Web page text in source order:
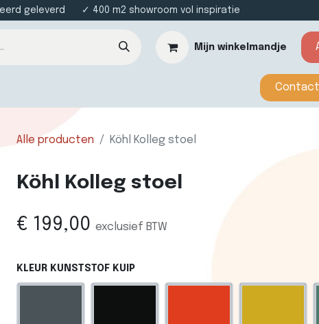
geleverd ✓ 400 m2 showroom vol inspiratie
Mijn winkelmandje
Alle producten Köhl Kolleg stoel
Köhl Kolleg stoel
€ 199,00 exclusief BTW
KLEUR KUNSTSTOF KUIP